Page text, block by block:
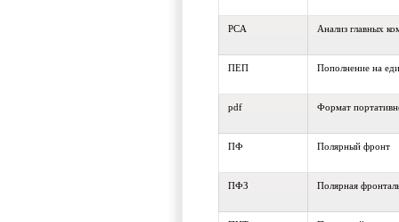
PCA Анализ главных
ПЕП Пополнение на
pdf Формат
ПФ Полярный фронт
ПФЗ Полярная